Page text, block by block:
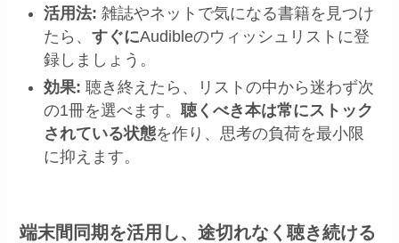
活用法: 雑誌やネットで気になる書籍を見つけ
たら、すぐにAudibleのウィッシュリストに登
録しましょう。
効果: 聴き終えたら、リストの中から迷わず次
の1冊を選べます。聴くべき本は常にストック
されている状態を作り、思考の負荷を最小限
に抑えます。
端末間同期を活用し、途切れなく聴き続ける